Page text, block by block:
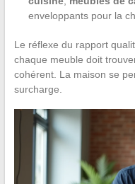
enveloppants pour la
Le réflexe du rapport
chaque meuble doit
cohérent. La maison se
surcharge.